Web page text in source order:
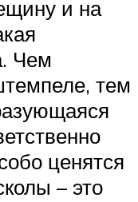
и на
Чем
тем
ценятся
– это